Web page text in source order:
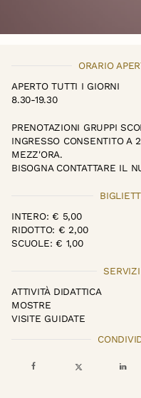
ORARIO
APERTO TUTTI I GIORNI
8.30-19.30
PRENOTAZIONI GRUPPI
INGRESSO CONSENTITO A
MEZZ'ORA.
BISOGNA CONTATTARE IL
INTERO: € 5,00
RIDOTTO: € 2,00
SCUOLE: € 1,00
SERVIZI
ATTIVITÀ DIDATTICA
MOSTRE
VISITE GUIDATE